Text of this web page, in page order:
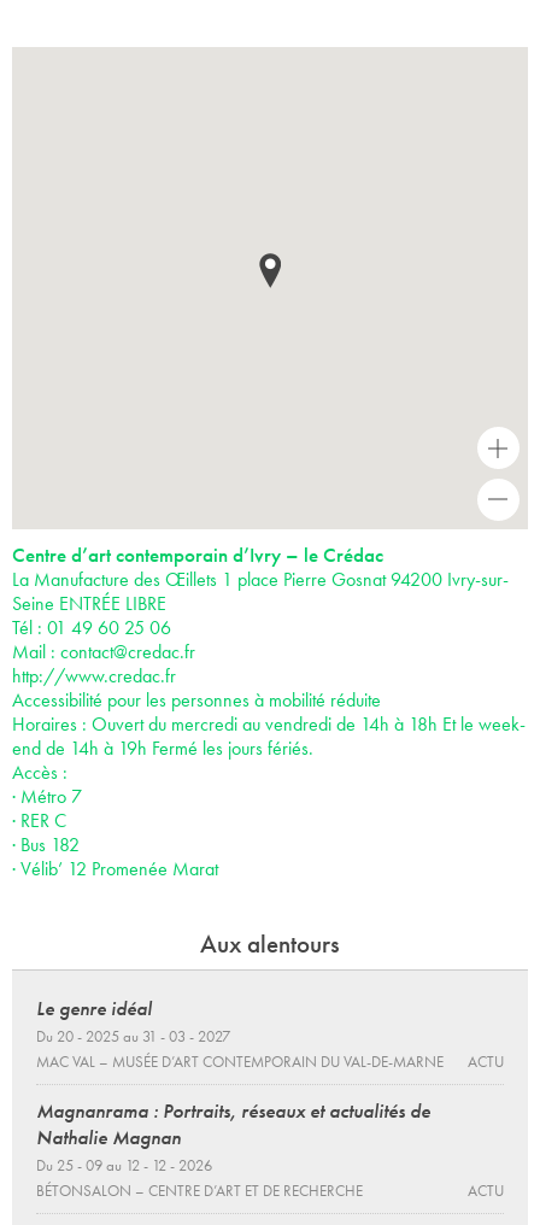
+
Centre d’art contemporain d’Ivry – le Crédac
La Manufacture des Œillets 1 place Pierre Gosnat 94200 Ivry-sur-
Seine ENTRÉE LIBRE
Tél : 01 49 60 25 06
Mail : contact@credac.fr
http://www.credac.fr
Accessibilité pour les personnes à mobilité réduite
Horaires : Ouvert du mercredi au vendredi de 14h à 18h Et le week-
end de 14h à 19h Fermé les jours fériés.
Accès :
· Métro 7
· RER C
· Bus 182
· Vélib’ 12 Promenée Marat
Aux alentours
Le genre idéal
Du 20 - 2025 au 31 - 03 - 2027
MAC VAL – MUSÉE D’ART CONTEMPORAIN DU VAL-DE-MARNE
ACTU
Magnanrama : Portraits, réseaux et actualités de
Nathalie Magnan
Du 25 - 09 au 12 - 12 - 2026
BÉTONSALON – CENTRE D’ART ET DE RECHERCHE
ACTU